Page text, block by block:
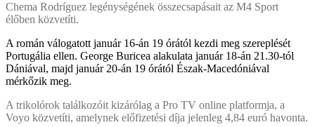
Chema Rodríguez legénységének összecsapásait az M4 Sport
élőben közvetíti.
A román válogatott január 16-án 19 órától kezdi meg szereplését
Portugália ellen. George Buricea alakulata január 18-án 21.30-tól
Dániával, majd január 20-án 19 órától Észak-Macedóniával
mérkőzik meg.
A trikolórok találkozóit kizárólag a Pro TV online platformja, a
Voyo közvetíti, amelynek előfizetési díja jelenleg 4,84 euró havonta.